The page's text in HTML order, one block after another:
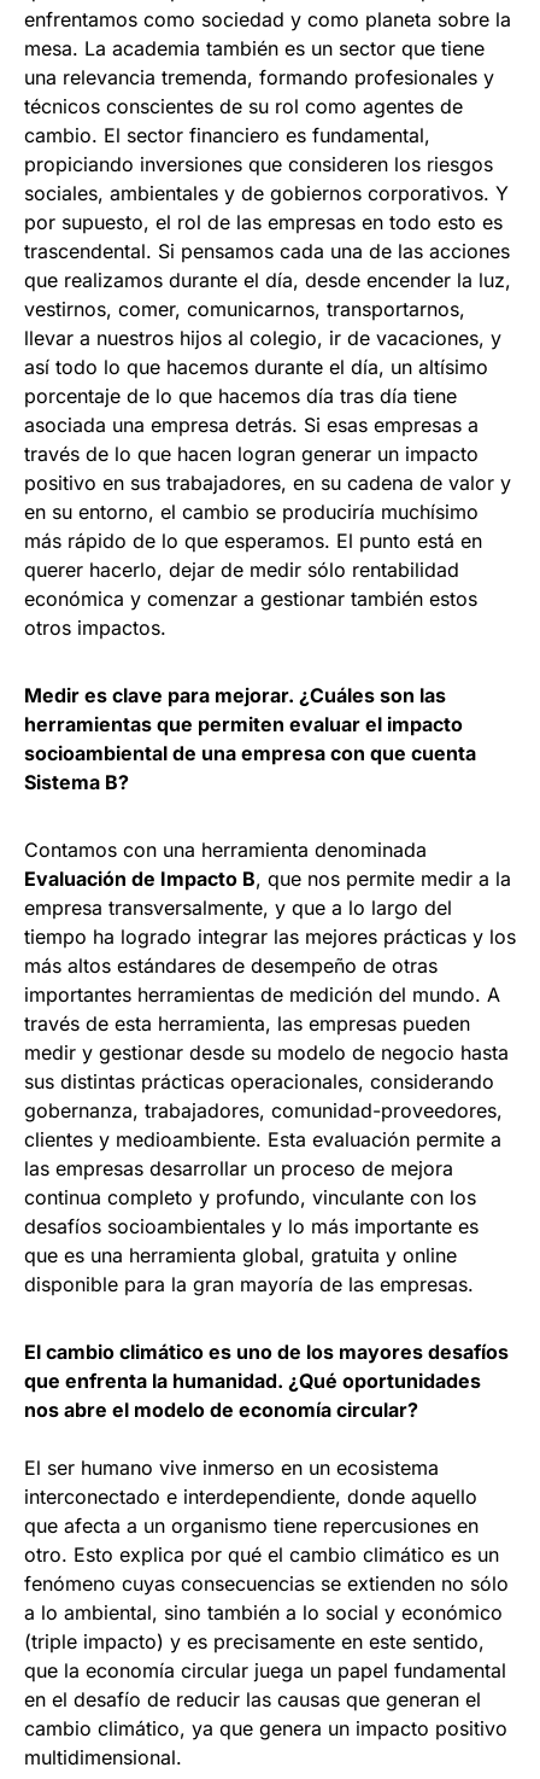
enfrentamos como sociedad y como planeta sobre la
mesa. La academia también es un sector que tiene
una relevancia tremenda, formando profesionales y
técnicos conscientes de su rol como agentes de
cambio. El sector financiero es fundamental,
propiciando inversiones que consideren los riesgos
sociales, ambientales y de gobiernos corporativos. Y
por supuesto, el rol de las empresas en todo esto es
trascendental. Si pensamos cada una de las acciones
que realizamos durante el día, desde encender la luz,
vestirnos, comer, comunicarnos, transportarnos,
llevar a nuestros hijos al colegio, ir de vacaciones, y
así todo lo que hacemos durante el día, un altísimo
porcentaje de lo que hacemos día tras día tiene
asociada una empresa detrás. Si esas empresas a
través de lo que hacen logran generar un impacto
positivo en sus trabajadores, en su cadena de valor y
en su entorno, el cambio se produciría muchísimo
más rápido de lo que esperamos. El punto está en
querer hacerlo, dejar de medir sólo rentabilidad
económica y comenzar a gestionar también estos
otros impactos.
Medir es clave para mejorar. ¿Cuáles son las
herramientas que permiten evaluar el impacto
socioambiental de una empresa con que cuenta
Sistema B?
Contamos con una herramienta denominada
Evaluación de Impacto B, que nos permite medir a la
empresa transversalmente, y que a lo largo del
tiempo ha logrado integrar las mejores prácticas y los
más altos estándares de desempeño de otras
importantes herramientas de medición del mundo. A
través de esta herramienta, las empresas pueden
medir y gestionar desde su modelo de negocio hasta
sus distintas prácticas operacionales, considerando
gobernanza, trabajadores, comunidad-proveedores,
clientes y medioambiente. Esta evaluación permite a
las empresas desarrollar un proceso de mejora
continua completo y profundo, vinculante con los
desafíos socioambientales y lo más importante es
que es una herramienta global, gratuita y online
disponible para la gran mayoría de las empresas.
El cambio climático es uno de los mayores desafíos
que enfrenta la humanidad. ¿Qué oportunidades
nos abre el modelo de economía circular?
El ser humano vive inmerso en un ecosistema
interconectado e interdependiente, donde aquello
que afecta a un organismo tiene repercusiones en
otro. Esto explica por qué el cambio climático es un
fenómeno cuyas consecuencias se extienden no sólo
a lo ambiental, sino también a lo social y económico
(triple impacto) y es precisamente en este sentido,
que la economía circular juega un papel fundamental
en el desafío de reducir las causas que generan el
cambio climático, ya que genera un impacto positivo
multidimensional.